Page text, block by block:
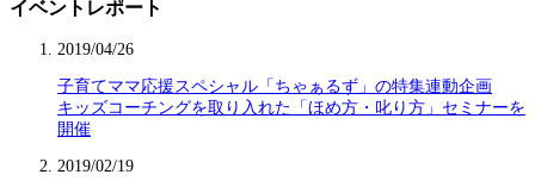
イベントレポート
2019/04/26
子育てママ応援スペシャル「ちゃぁるず」の特集連動企画
キッズコーチングを取り入れた「ほめ方・叱り方」セミナーを
開催
2019/02/19